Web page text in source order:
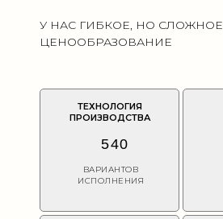
У НАС ГИБКОЕ, НО СЛОЖНОЕ
ЦЕНООБРАЗОВАНИЕ
ТЕХНОЛОГИЯ
ПРОИЗВОДСТВА
540
ВАРИАНТОВ
ИСПОЛНЕНИЯ
ПЕРЕКЛЕЙКИ